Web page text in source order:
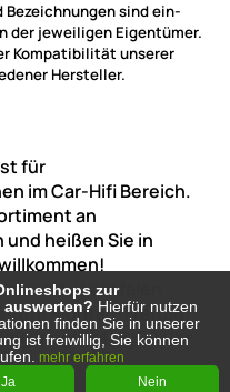
sind ein-
der jeweiligen Eigentümer.
Kompatibilität unserer
Hersteller.
für
im Car-Hifi Bereich.
an
heißen Sie in
Westfalen
Montag-Freitag:
möglich!)8:00 Uhr -
zur
Hierfür nutzen
finden Sie in unserer
ist freiwillig, Sie können
mehr erfahren
Nein
Ja
zur
Hierfür nutzen
finden Sie in unserer
ist freiwillig, Sie können
mehr erfahren
Nein
Ja